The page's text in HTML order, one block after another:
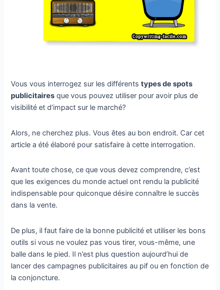
Vous vous interrogez sur les différentstypes de spots
publicitaires que vous pouvez utiliser pour avoir plus de
visibilité et d’impact sur le marché?
Alors, ne cherchez plus. Vous êtes au bon endroit. Car cet
article a été élaboré pour satisfaire à cette interrogation.
Avant toute chose, ce que vous devez comprendre, c’est
que les exigences du monde actuel ont rendu la publicité
indispensable pour quiconque désire connaître le succès
dans la vente.
De plus, il faut faire de la bonne publicité et utiliser les bons
outils si vous ne voulez pas vous tirer, vous-même, une
balle dans le pied. Il n’est plus question aujourd’hui de
lancer des campagnes publicitaires au pif ou en fonction de
la conjoncture.